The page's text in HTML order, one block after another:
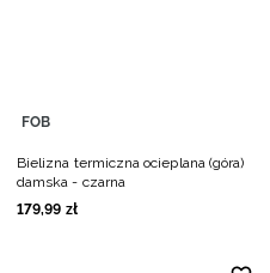
FOB
Bielizna termiczna ocieplana (góra)
damska - czarna
179,99 zł